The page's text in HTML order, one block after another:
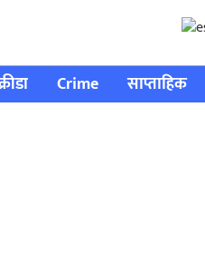
Crime साप्ताहिक